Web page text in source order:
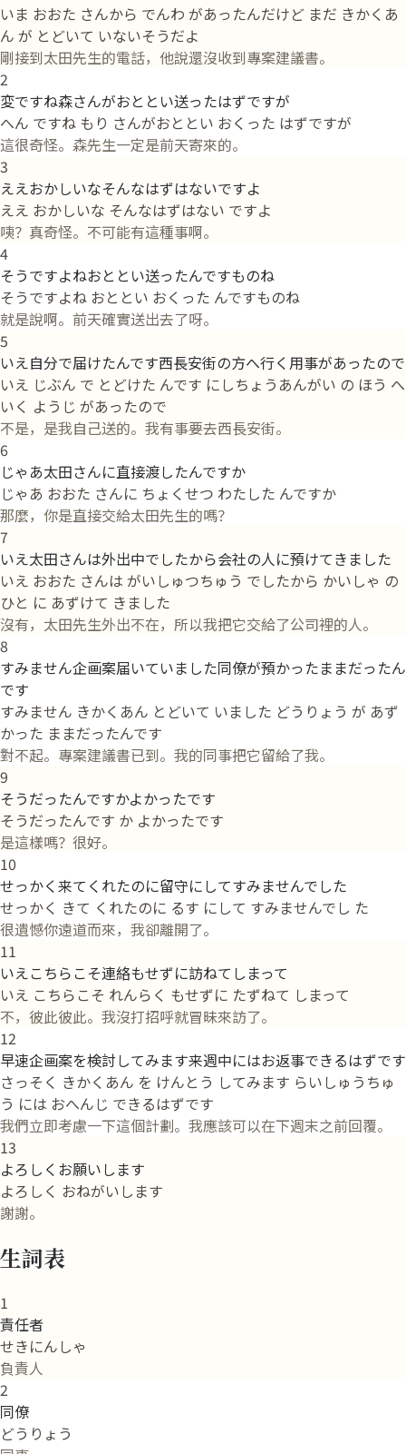
いま おおた さんから でんわ があったんだけど まだ きかくあ
ん が とどいて いないそうだよ
剛接到太田先生的電話，他說還沒收到專案建議書。
2
変ですね森さんがおととい送ったはずですが
へん ですね もり さんがおととい おくった はずですが
這很奇怪。森先生一定是前天寄來的。
3
ええおかしいなそんなはずはないですよ
ええ おかしいな そんなはずはない ですよ
咦？真奇怪。不可能有這種事啊。
4
そうですよねおととい送ったんですものね
そうですよね おととい おくった んですものね
就是說啊。前天確實送出去了呀。
5
いえ自分で届けたんです西長安街の方へ行く用事があったので
いえ じぶん で とどけた んです にしちょうあんがい の ほう へ
いく ようじ があったので
不是，是我自己送的。我有事要去西長安街。
6
じゃあ太田さんに直接渡したんですか
じゃあ おおた さんに ちょくせつ わたした んですか
那麼，你是直接交給太田先生的嗎？
7
いえ太田さんは外出中でしたから会社の人に預けてきました
いえ おおた さんは がいしゅつちゅう でしたから かいしゃ の
ひと に あずけて きました
沒有，太田先生外出不在，所以我把它交給了公司裡的人。
8
すみません企画案届いていました同僚が預かったままだったん
です
すみません きかくあん とどいて いました どうりょう が あず
かった ままだったんです
對不起。專案建議書已到。我的同事把它留給了我。
9
そうだったんですかよかったです
そうだったんです か よかったです
是這樣嗎？很好。
10
せっかく来てくれたのに留守にしてすみませんでした
せっかく きて くれたのに るす にして すみませんでし た
很遺憾你遠道而來，我卻離開了。
11
いえこちらこそ連絡もせずに訪ねてしまって
いえ こちらこそ れんらく もせずに たずねて しまって
不，彼此彼此。我沒打招呼就冒昧來訪了。
12
早速企画案を検討してみます来週中にはお返事できるはずです
さっそく きかくあん を けんとう してみます らいしゅうちゅ
う には おへんじ できるはずです
我們立即考慮一下這個計劃。我應該可以在下週末之前回覆。
13
よろしくお願いします
よろしく おねがいします
謝謝。
生詞表
1
責任者
せきにんしゃ
負責人
2
同僚
どうりょう